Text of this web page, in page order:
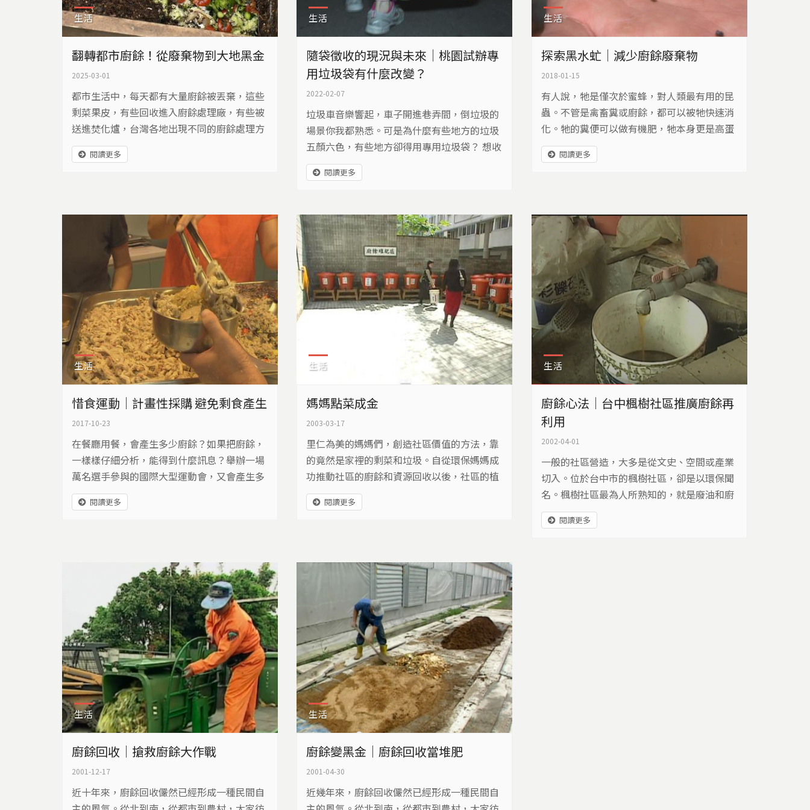
生活
翻轉都市廚餘！從廢棄物到大地黑金
2025-03-01
都市生活中，每天都有大量廚餘被丟棄，這些
剩菜果皮，有些回收進入廚餘處理廠，有些被
送進焚化爐，台灣各地出現不同的廚餘處理方
式，將「廢棄物」變成「黑金」。
閱讀更多
生活
隨袋徵收的現況與未來│桃園試辦專
用垃圾袋有什麼改變？
2022-02-07
垃圾車音樂響起，車子開進巷弄間，倒垃圾的
場景你我都熟悉。可是為什麼有些地方的垃圾
五顏六色，有些地方卻得用專用垃圾袋？ 想收
到最新推播，加入我們的島line社群
閱讀更多
生活
探索黑水虻｜減少廚餘廢棄物
2018-01-15
有人說，牠是僅次於蜜蜂，對人類最有用的昆
蟲。不管是禽畜糞或廚餘，都可以被牠快速消
化。牠的糞便可以做有機肥，牠本身更是高蛋
白來源。這小小昆蟲，會是轉化人類煩惱、提
供食物來源的救星嗎？
閱讀更多
生活
惜食運動｜計畫性採購 避免剩食產生
2017-10-23
在餐廳用餐，會產生多少廚餘？如果把廚餘，
一樣樣仔細分析，能得到什麼訊息？舉辦一場
萬名選手參與的國際大型運動會，又會產生多
少剩食？一群公民展開行動，希望尋找減少食
物浪費的解方。
閱讀更多
生活
媽媽點菜成金
2003-03-17
里仁為美的媽媽們，創造社區價值的方法，靠
的竟然是家裡的剩菜和垃圾。自從環保媽媽成
功推動社區的廚餘和資源回收以後，社區的植
栽株株都像打過蠟一樣地光亮，青蛙、綠繡
眼、白頭翁都變成社區的常客，社區的環境變
閱讀更多
生活
廚餘心法｜台中楓樹社區推廣廚餘再
利用
2002-04-01
一般的社區營造，大多是從文史、空間或產業
切入。位於台中市的楓樹社區，卻是以環保聞
名。楓樹社區最為人所熟知的，就是廢油和廚
餘的再利用，許多社區也紛紛以楓樹作為學習
的對象。 楓樹社區致力於環境改造的工程，已
閱讀更多
生活
廚餘回收｜搶救廚餘大作戰
2001-12-17
近十年來，廚餘回收儼然已經形成一種民間自
生活
廚餘變黑金｜廚餘回收當堆肥
2001-04-30
近幾年來，廚餘回收儼然已經形成一種民間自